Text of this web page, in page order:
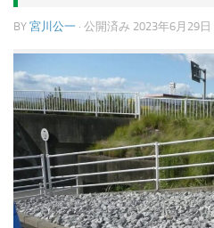
BY 宮川公一 · 公開済み 2023年6月29日